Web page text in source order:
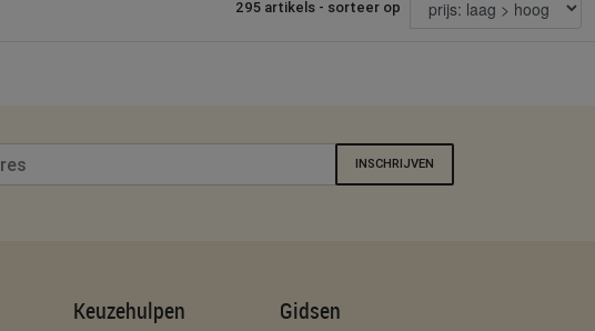
295 artikels - sorteer op
INSCHRIJVEN
Keuzehulpen Gidsen